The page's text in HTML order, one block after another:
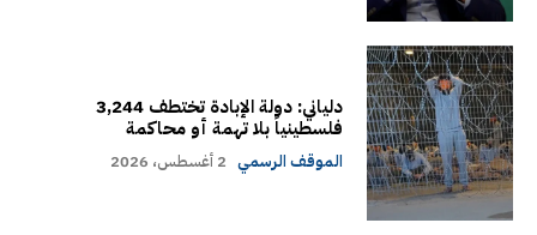
دلياني: دولة الإبادة تختطف 3,244
فلسطينياً بلا تهمة أو محاكمة
الموقف الرسمي 2 أغسطس، 2026